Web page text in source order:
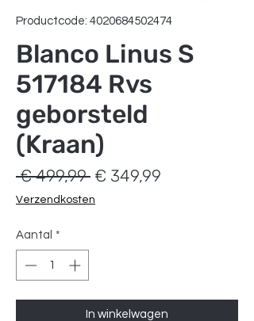
Productcode: 4020684502474
Blanco Linus S
517184 Rvs
geborsteld
(Kraan)
€ 499,99 Normale
prijs
€ 349,99
Verzendkosten
Aantal *
In winkelwagen